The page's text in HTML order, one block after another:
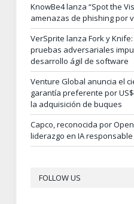
KnowBe4 lanza “Spot the
amenazas de phishing por
VerSprite lanza Fork y
pruebas adversariales
desarrollo ágil de software
Venture Global anuncia el
garantía preferente por
la adquisición de buques
Capco, reconocida por
liderazgo en IA responsable
FOLLOW US